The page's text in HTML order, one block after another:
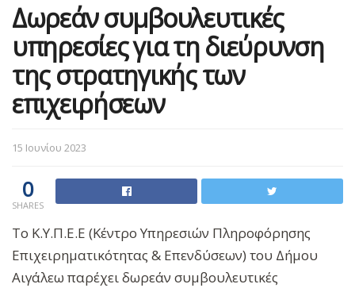
Δωρεάν συμβουλευτικές
υπηρεσίες για τη διεύρυνση
της στρατηγικής των
επιχειρήσεων
15 Ιουνίου 2023
0
SHARES
Το Κ.Υ.Π.Ε.Ε (Κέντρο Υπηρεσιών Πληροφόρησης
Επιχειρηματικότητας & Επενδύσεων) του Δήμου
Αιγάλεω παρέχει δωρεάν συμβουλευτικές